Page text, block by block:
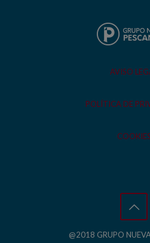
AVISO
POLÍTICA DE
COOKIES
@2018 GRUPO